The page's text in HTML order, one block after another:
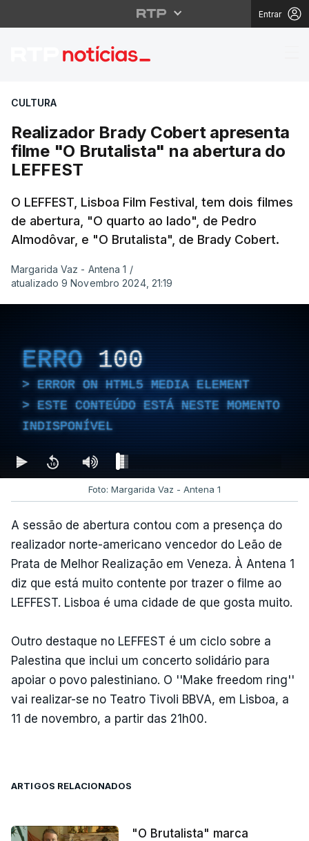
Entrar
Realizador Brady
CULTURA
Realizador Brady Cobert apresenta
filme "O Brutalista" na abertura do
LEFFEST
O LEFFEST, Lisboa Film Festival, tem dois filmes
de abertura, "O quarto ao lado", de Pedro
Almodôvar, e "O Brutalista", de Brady Cobert.
Margarida Vaz - Antena 1 /
atualizado 9 Novembro 2024, 21:19
ERRO 100
ERROR ON HTML5 MEDIA ELEMENT
ESTE CONTEÚDO ESTÁ NESTE MOMENTO
INDISPONÍVEL
Foto: Margarida Vaz - Antena 1
A sessão de abertura contou com a presença do
realizador norte-americano vencedor do Leão de
Prata de Melhor Realização em Veneza. À Antena 1
diz que está muito contente por trazer o filme ao
LEFFEST. Lisboa é uma cidade de que gosta muito.
Outro destaque no LEFFEST é um ciclo sobre a
Palestina que inclui um concerto solidário para
apoiar o povo palestiniano. O ''Make freedom ring''
vai realizar-se no Teatro Tivoli BBVA, em Lisboa, a
11 de novembro, a partir das 21h00.
ARTIGOS RELACIONADOS
"O Brutalista" marca